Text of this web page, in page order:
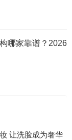
哪家靠谱？2026
让洗脸成为奢华